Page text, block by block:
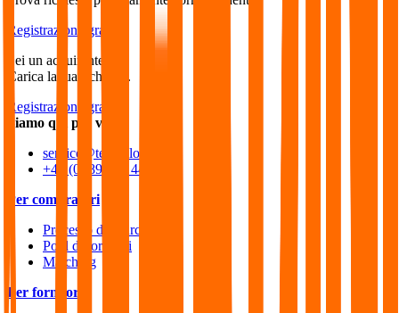
Registrazione gratuita
Sei un acquirente?
Carica la tua richiesta.
Registrazione gratuita
Siamo qui per voi
service@techpilot.com
+49 (0) 89 599 444 400
Per compratori
Processo di sourcing
Pool di fornitori
Matching
Per fornitori